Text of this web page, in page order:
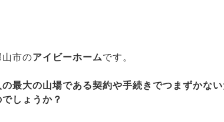
山市のアイビーホームです。
最大の山場である契約や手続きでつまずかな
しょうか？